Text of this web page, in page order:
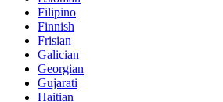
Filipino
Finnish
Frisian
Galician
Georgian
Gujarati
Haitian